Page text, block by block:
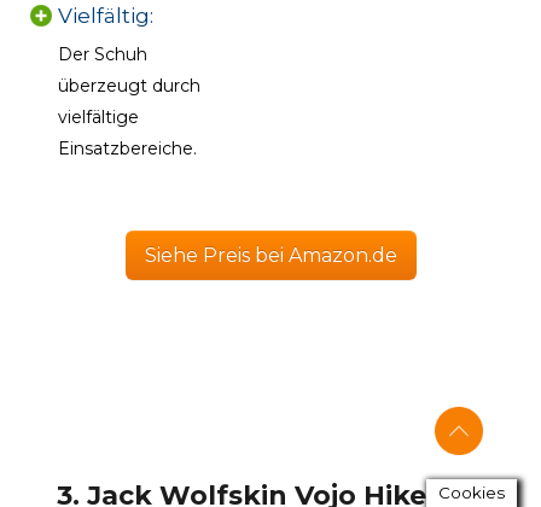
Vielfältig:
Der Schuh
überzeugt durch
vielfältige
Einsatzbereiche.
Siehe Preis bei Amazon.de
3. Jack Wolfskin Vojo Hike Mid
Cookies